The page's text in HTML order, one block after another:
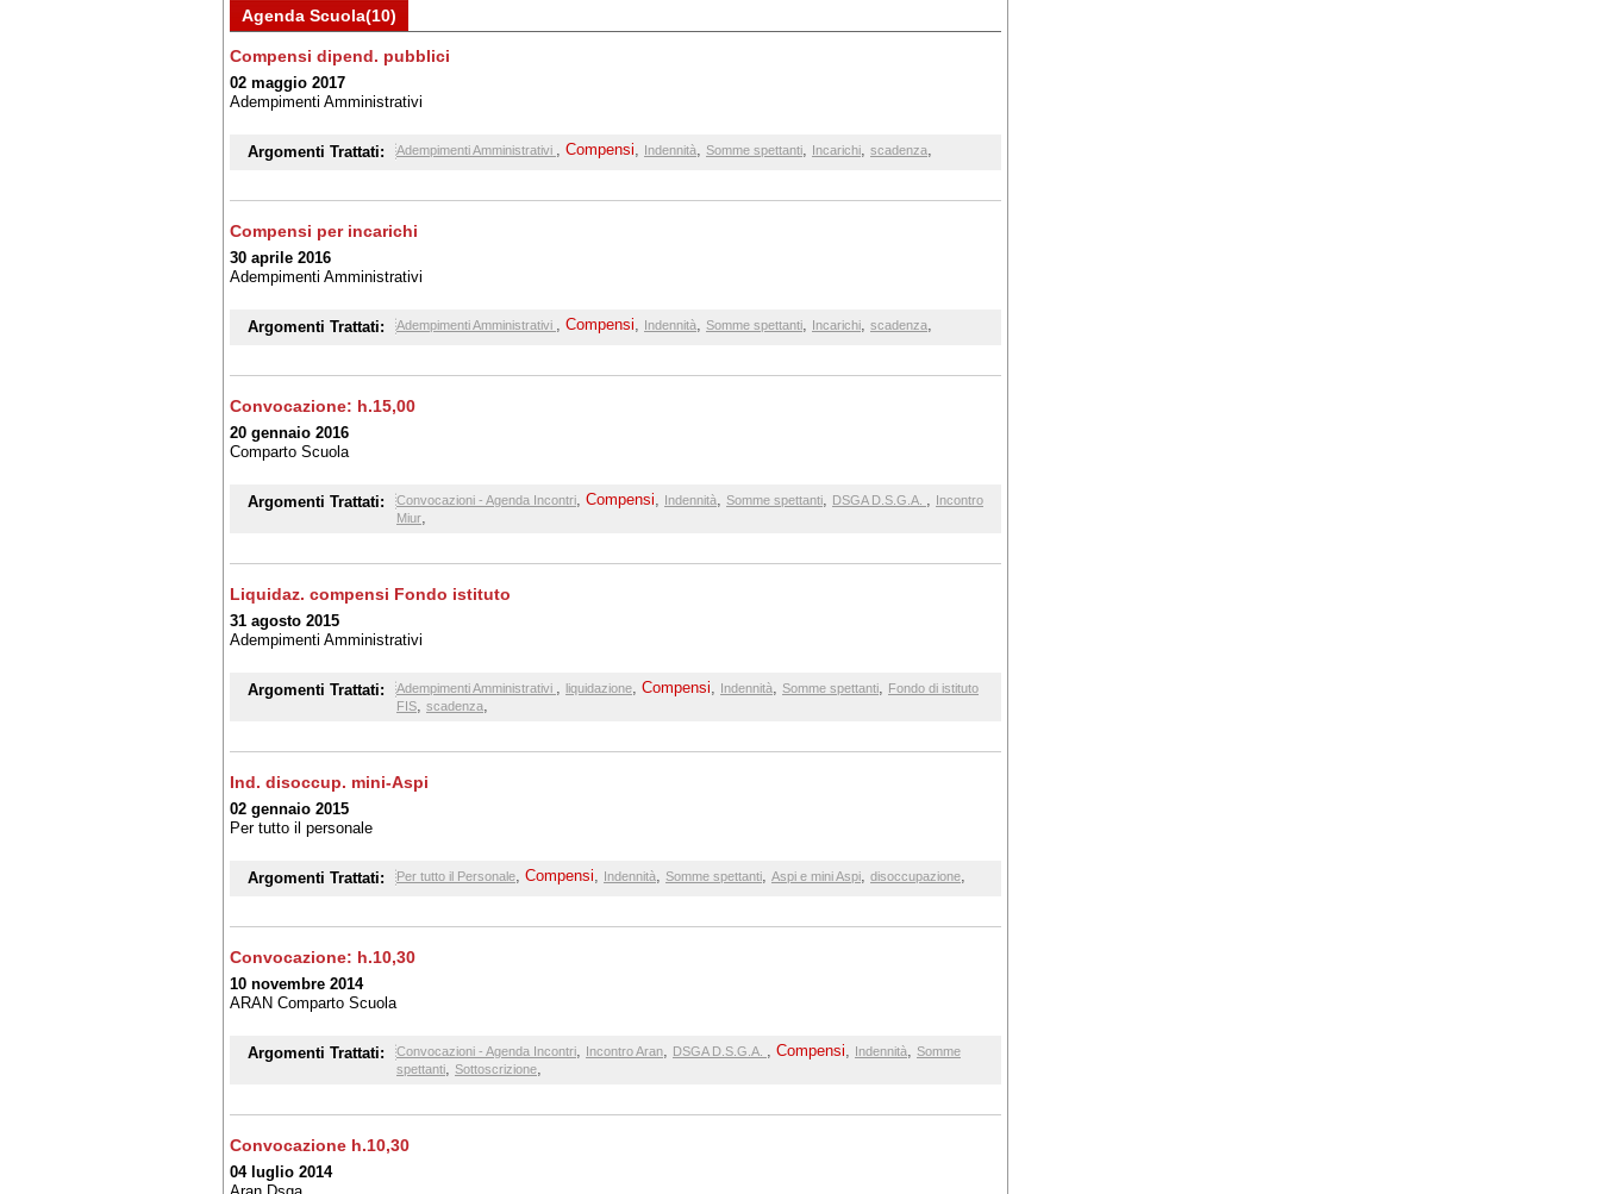
Agenda Scuola(10)
Compensi dipend. pubblici
02 maggio 2017
Adempimenti Amministrativi
Argomenti Trattati: Adempimenti Amministrativi , Compensi, Indennità, Somme spettanti, Incarichi, scadenza,
Compensi per incarichi
30 aprile 2016
Adempimenti Amministrativi
Argomenti Trattati: Adempimenti Amministrativi , Compensi, Indennità, Somme spettanti, Incarichi, scadenza,
Convocazione: h.15,00
20 gennaio 2016
Comparto Scuola
Argomenti Trattati: Convocazioni - Agenda Incontri, Compensi, Indennità, Somme spettanti, DSGA D.S.G.A. , Incontro
Miur,
Liquidaz. compensi Fondo istituto
31 agosto 2015
Adempimenti Amministrativi
Argomenti Trattati: Adempimenti Amministrativi , liquidazione, Compensi, Indennità, Somme spettanti, Fondo di istituto
FIS, scadenza,
Ind. disoccup. mini-Aspi
02 gennaio 2015
Per tutto il personale
Argomenti Trattati: Per tutto il Personale, Compensi, Indennità, Somme spettanti, Aspi e mini Aspi, disoccupazione,
Convocazione: h.10,30
10 novembre 2014
ARAN Comparto Scuola
Argomenti Trattati: Convocazioni - Agenda Incontri, Incontro Aran, DSGA D.S.G.A. , Compensi, Indennità, Somme
spettanti, Sottoscrizione,
Convocazione h.10,30
04 luglio 2014